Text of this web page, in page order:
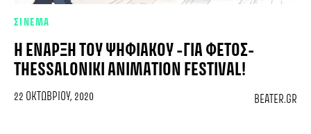
ΣΙΝΕΜΑ
Η ΈΝΑΡΞΗ ΤΟΥ ΨΗΦΙΑΚΟΎ -ΓΙΑ ΦΈΤΟΣ-
THESSALONIKI ANIMATION FESTIVAL!
22 ΟΚΤΩΒΡΊΟΥ, 2020 BEATER.GR